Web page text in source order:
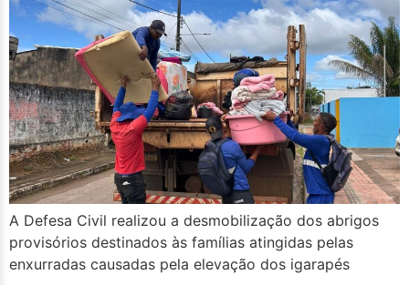
A Defesa Civil realizou a desmobilização dos abrigos
provisórios destinados às famílias atingidas pelas
enxurradas causadas pela elevação dos igarapés